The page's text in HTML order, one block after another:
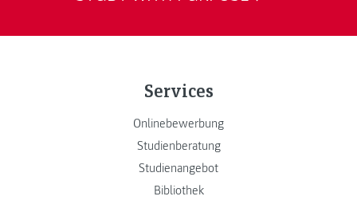
Services
Onlinebewerbung
Studienberatung
Studienangebot
Bibliothek